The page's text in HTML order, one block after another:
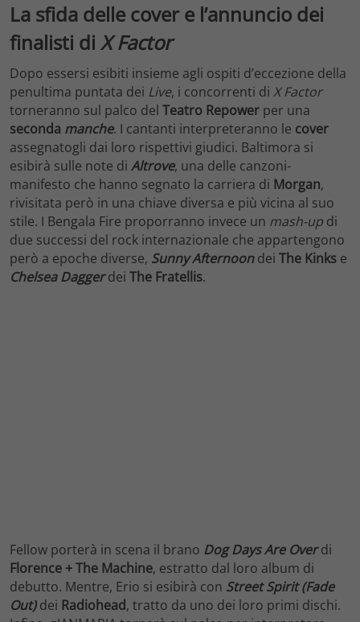
La sfida delle cover e l’annuncio dei
finalisti di X Factor
Dopo essersi esibiti insieme agli ospiti d’eccezione della
penultima puntata dei Live, i concorrenti di X Factor
torneranno sul palco del Teatro Repower per una
seconda manche. I cantanti interpreteranno le cover
assegnatogli dai loro rispettivi giudici. Baltimora si
esibirà sulle note di Altrove, una delle canzoni-
manifesto che hanno segnato la carriera di Morgan,
rivisitata però in una chiave diversa e più vicina al suo
stile. I Bengala Fire proporranno invece un mash-up di
due successi del rock internazionale che appartengono
però a epoche diverse, Sunny Afternoondei The Kinks e
Chelsea Dagger dei The Fratellis.
Fellow porterà in scena il brano Dog Days Are Overdi
Florence + The Machine, estratto dal loro album di
debutto. Mentre, Erio si esibirà con Street Spirit (Fade
Out)dei Radiohead, tratto da uno dei loro primi dischi.